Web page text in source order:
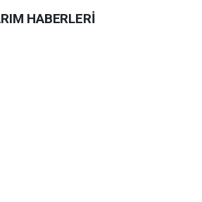
HABERLERİ